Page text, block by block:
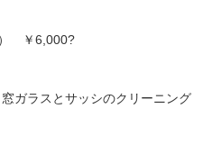
￥6,000?
ガラスとサッシのクリーニング